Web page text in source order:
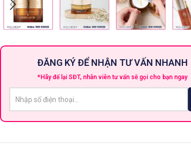
ĐĂNG KÝ ĐỂ NHẬN TƯ VẤN NHANH
*Hãy để lại SĐT, nhân viên tư vấn sẽ gọi cho bạn ngay